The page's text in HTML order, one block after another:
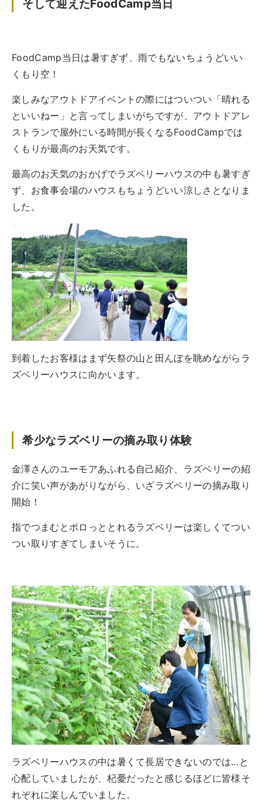
そして迎えたFoodCamp当日
FoodCamp当日は暑すぎず、雨でもないちょうどいい
くもり空！
楽しみなアウトドアイベントの際にはついつい「晴れる
といいねー」と言ってしまいがちですが、アウトドアレ
ストランで屋外にいる時間が長くなるFoodCampでは
くもりが最高のお天気です。
最高のお天気のおかげでラズベリーハウスの中も暑すぎ
ず、お食事会場のハウスもちょうどいい涼しさとなりま
した。
到着したお客様はまず矢祭の山と田んぼを眺めながらラ
ズベリーハウスに向かいます。
希少なラズベリーの摘み取り体験
金澤さんのユーモアあふれる自己紹介、ラズベリーの紹
介に笑い声があがりながら、いざラズベリーの摘み取り
開始！
指でつまむとポロっととれるラズベリーは楽しくてつい
つい取りすぎてしまいそうに。
ラズベリーハウスの中は暑くて長居できないのでは…と
心配していましたが、杞憂だったと感じるほどに皆様そ
れぞれに楽しんでいました。